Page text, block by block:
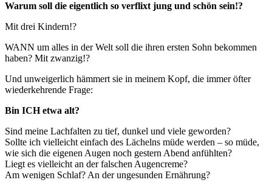
Warum soll die eigentlich so verflixt jung und schön sein!?
Mit drei Kindern!?
WANN um alles in der Welt soll die ihren ersten Sohn bekommen
haben? Mit zwanzig!?
Und unweigerlich hämmert sie in meinem Kopf, die immer öfter
wiederkehrende Frage:
Bin ICH etwa alt?
Sind meine Lachfalten zu tief, dunkel und viele geworden?
Sollte ich vielleicht einfach des Lächelns müde werden – so müde,
wie sich die eigenen Augen noch gestern Abend anfühlten?
Liegt es vielleicht an der falschen Augencreme?
Am wenigen Schlaf? An der ungesunden Ernährung?